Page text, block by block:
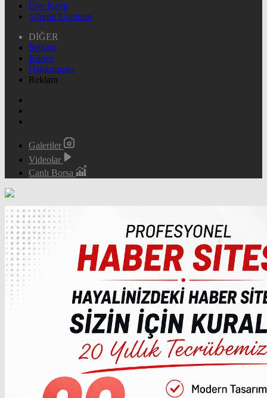
Üye Kayıt
Şifremi Unuttum
DİĞER
İletişim
Künye
Hakkımızda
Reklam
Galeriler
Videolar
Canlı Borsa